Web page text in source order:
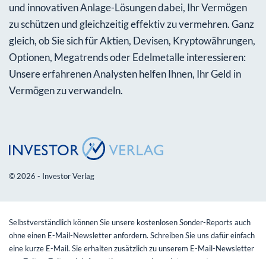
und innovativen Anlage-Lösungen dabei, Ihr Vermögen
zu schützen und gleichzeitig effektiv zu vermehren. Ganz
gleich, ob Sie sich für Aktien, Devisen, Kryptowährungen,
Optionen, Megatrends oder Edelmetalle interessieren:
Unsere erfahrenen Analysten helfen Ihnen, Ihr Geld in
Vermögen zu verwandeln.
© 2026 - Investor Verlag
Selbstverständlich können Sie unsere kostenlosen Sonder-Reports auch
ohne einen E-Mail-Newsletter anfordern. Schreiben Sie uns dafür einfach
eine kurze E-Mail. Sie erhalten zusätzlich zu unserem E-Mail-Newsletter